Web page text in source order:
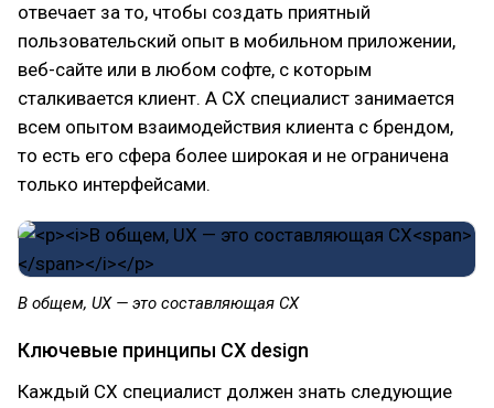
отвечает за то, чтобы создать приятный
пользовательский опыт в мобильном приложении,
веб-сайте или в любом софте, с которым
сталкивается клиент. А CX специалист занимается
всем опытом взаимодействия клиента с брендом,
то есть его сфера более широкая и не ограничена
только интерфейсами.
В общем, UX — это составляющая CX
Ключевые принципы CX design
Каждый CX специалист должен знать следующие